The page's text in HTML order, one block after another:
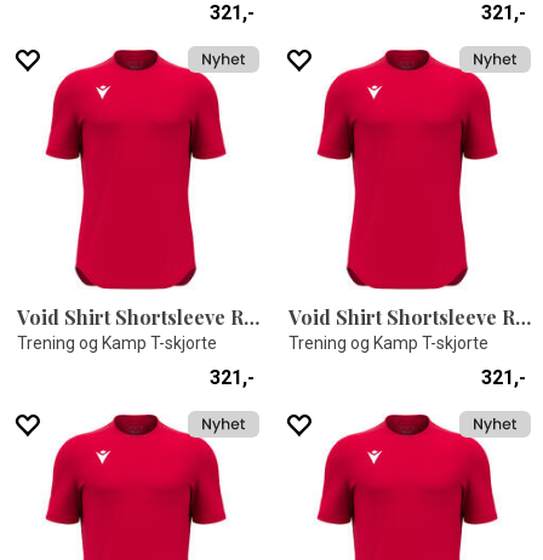
321,- 321,-
Void Shirt Shortsleeve RED 4XS
Trening og Kamp T-skjorte
321,-
Void Shirt Shortsleeve RED 4XL
Trening og Kamp T-skjorte
321,-